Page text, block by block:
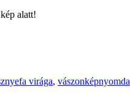
alatt!
virága, vászonképnyomda